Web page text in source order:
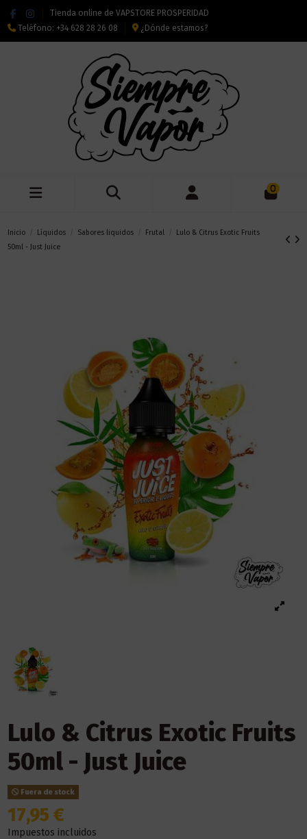
Tienda online de VAPSTORE PROSPERIDAD
Teléfono: +34 628 28 26 08 ¿Dónde estamos?
0
Inicio Líquidos Sabores liquidos Frutal
Lulo & Citrus Exotic Fruits
50ml - Just Juice
Lulo & Citrus Exotic Fruits
50ml - Just Juice
Fuera de stock
17,95 €
Impuestos incluidos